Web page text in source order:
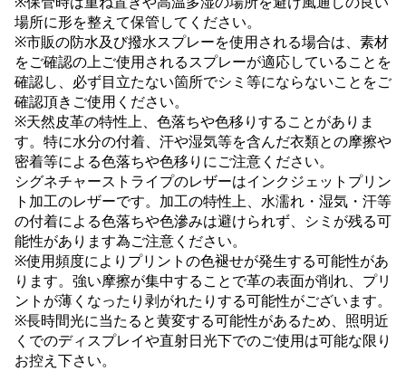
場所に形を整えて保管してください。
※市販の防水及び撥水スプレーを使用される場合は、素材
をご確認の上ご使用されるスプレーが適応していることを
確認し、必ず目立たない箇所でシミ等にならないことをご
確認頂きご使用ください。
※天然皮革の特性上、色落ちや色移りすることがありま
す。特に水分の付着、汗や湿気等を含んだ衣類との摩擦や
密着等による色落ちや色移りにご注意ください。
シグネチャーストライプのレザーはインクジェットプリン
ト加工のレザーです。加工の特性上、水濡れ・湿気・汗等
の付着による色落ちや色滲みは避けられず、シミが残る可
能性があります為ご注意ください。
※使用頻度によりプリントの色褪せが発生する可能性があ
ります。強い摩擦が集中することで革の表面が削れ、プリ
ントが薄くなったり剥がれたりする可能性がございます。
※長時間光に当たると黄変する可能性があるため、照明近
くでのディスプレイや直射日光下でのご使用は可能な限り
お控え下さい。